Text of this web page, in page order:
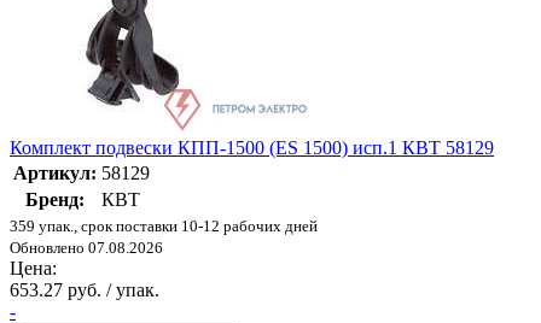
Комплект подвески КПП-1500 (ES 1500) исп.1 КВТ 58129
Артикул: 58129
Бренд:
КВТ
359 упак., срок поставки 10-12 рабочих дней
Обновлено 07.08.2026
Цена:
653.27 руб. / упак.
-